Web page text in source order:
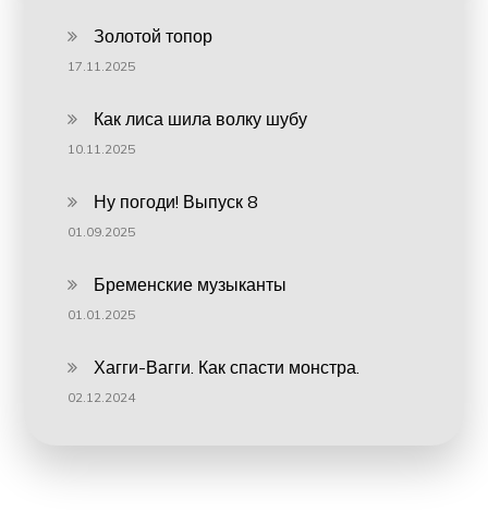
Золотой топор
17.11.2025
Как лиса шила волку шубу
10.11.2025
Ну погоди! Выпуск 8
01.09.2025
Бременские музыканты
01.01.2025
Хагги-Вагги. Как спасти монстра.
02.12.2024